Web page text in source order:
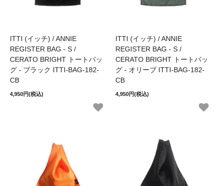
ITTI (イッチ) / ANNIE
REGISTER BAG - S /
CERATO BRIGHT トートバッ
グ - ブラック ITTI-BAG-182-
CB
4,950円(税込)
ITTI (イッチ) / ANNIE
REGISTER BAG - S /
CERATO BRIGHT トートバッ
グ - オリーブ ITTI-BAG-182-
CB
4,950円(税込)